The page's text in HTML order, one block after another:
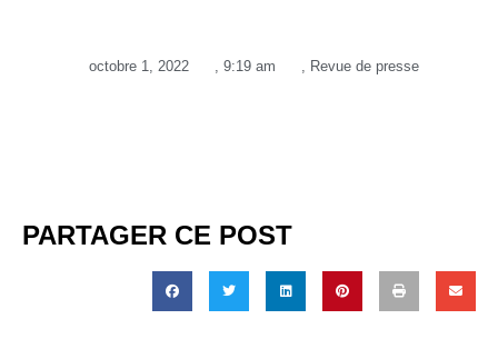
octobre 1, 2022 , 9:19 am , Revue de presse
PARTAGER CE POST